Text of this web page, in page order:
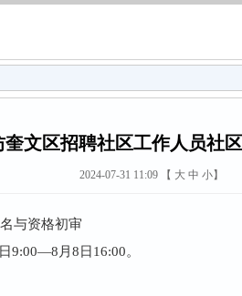
奎文区招聘社区工作人员社
2024-07-31 11:09 【 大 中 小】
与资格初审
日9:00—8 月 8 日 16:00。